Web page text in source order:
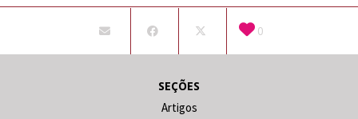
0
SEÇÕES
Artigos